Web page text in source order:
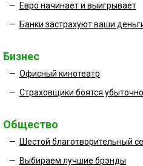
— Евро начинает и выигрывает
— Банки застрахуют ваши
Бизнес
— Офисный кинотеатр
— Страховщики боятся
Общество
— Шестой благотворительный
— Выбираем лучшие брэнды